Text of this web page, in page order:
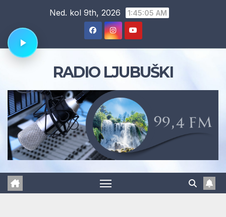
content
Ned. kol 9th, 2026 1:45:06 AM
RADIO LJUBUŠKI